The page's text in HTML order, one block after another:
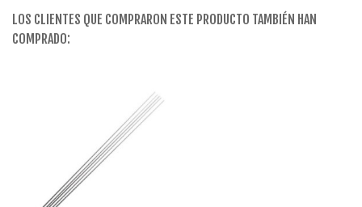
LOS CLIENTES QUE COMPRARON ESTE PRODUCTO TAMBIÉN HAN
COMPRADO: